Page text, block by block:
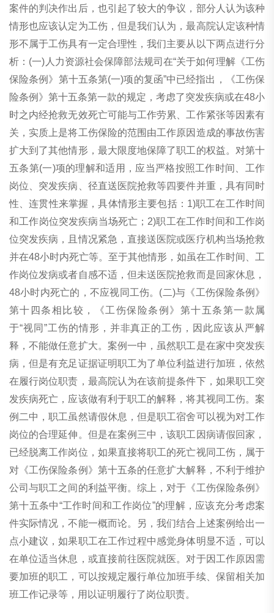
案件的判决作出后，也引起了较大的争议，部分人认为该种
情形也应该认定为工伤，但是我们认为，最高院认定该种情
形不属于工伤具有一定合理性，我们主要从以下两点进行分
析：(一)人力资源社会保障部法规司在“关于如何理解《工伤
保险条例》第十五条第(一)项的复函”中已经指出，《工伤保
险条例》第十五条第一款的规定，考虑了突发疾病或在48小
时之内经抢救无效死亡可能与工作劳累、工作紧张等因素有
关，实质上是将工伤保险的范围由工作原因造成的事故伤害
扩大到了其他情形，最大限度地保障了职工的权益。对第十
五条第(一)项的理解和适用，应当严格按照工作时间、工作
岗位、突发疾病、径直送医院抢救等四要件并重，具有同时
性、连贯性来掌握，具体情形主要包括：1)职工在工作时间
和工作岗位突发疾病当场死亡；2)职工在工作时间和工作岗
位突发疾病，且情况紧急，直接送医院或医疗机构当场抢救
并在48小时内死亡等。至于其他情形，如虽在工作时间、工
作岗位发病或者自感不适，但未送医院抢救而是回家休息，
48小时内死亡的，不应视同工伤。(二)与《工伤保险条例》
第十四条相比较，《工伤保险条例》第十五条第一款属
于“视同”工伤的情形，并非真正的工伤，因此应该从严解
释，不能做任意扩大。案例一中，虽然职工是在家中突发疾
病，但是有充足证据证明职工为了单位利益进行加班，依然
在履行岗位职责，最高院认为在该前提条件下，如果职工突
发疾病死亡，应该做有利于职工的解释，将其视同工伤。案
例二中，职工虽然请假休息，但是职工宿舍可以视为对工作
岗位的合理延伸。但是在案例三中，该职工因病请假回家，
已经脱离工作岗位，如果直接将职工的死亡视同工伤，属于
对《工伤保险条例》第十五条的任意扩大解释，不利于维护
公司与职工之间的利益平衡。综上，对于《工伤保险条例》
第十五条中“工作时间和工作岗位”的理解，应该充分考虑案
件实际情况，不能一概而论。另，我们结合上述案例给出一
点小建议，如果职工在工作过程中感觉身体明显不适，可以
在单位适当休息，或直接前往医院就医。对于因工作原因需
要加班的职工，可以按规定履行单位加班手续、保留相关加
班工作记录等，用以证明履行了岗位职责。